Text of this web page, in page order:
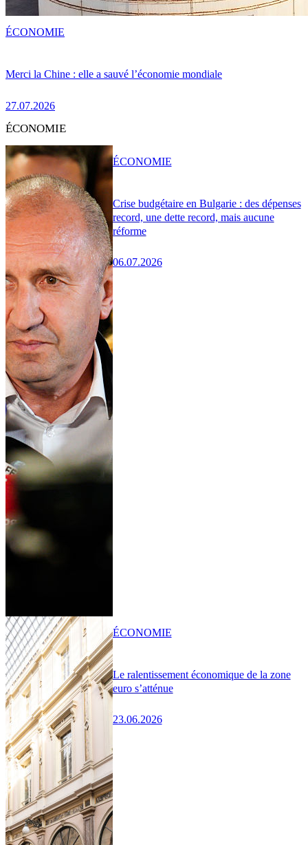
Merci la Chine : elle a sauvé l’économie mondiale
27.07.2026
ÉCONOMIE
ÉCONOMIE
Crise budgétaire en Bulgarie : des dépenses
record, une dette record, mais aucune
réforme
06.07.2026
ÉCONOMIE
Le ralentissement économique de la zone
euro s’atténue
23.06.2026
ÉCONOMIE